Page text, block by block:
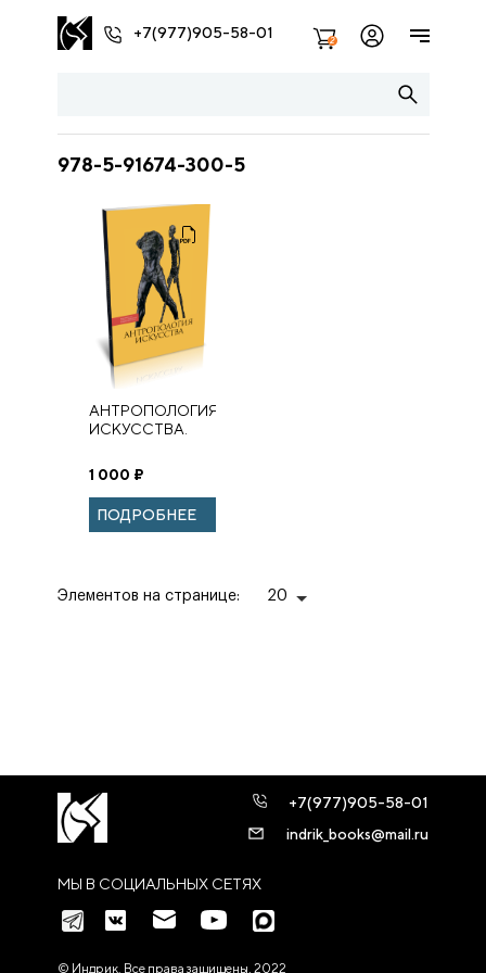
+7(977)905-58-01 2
978-5-91674-300-5
АНТРОПОЛОГИЯ
ИСКУССТВА.
мера
человеческого в
меняющемся
мире.
1 000 ₽
ПОДРОБНЕЕ
Элементов на странице: 20
МЫ В СОЦИАЛЬНЫХ СЕТЯХ
+7(977)905-58-01
indrik_books@mail.ru
© Индрик. Все права защищены, 2022